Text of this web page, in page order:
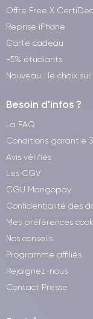
Offre Free X
Reprise iPhone
Carte cadeau
-5% étudiants
Nouveau : le choix
Besoin d'infos ?
La FAQ
Conditions garantie
Avis vérifiés
Les CGV
CGU Mangopay
Confidentialité des
Mes préférences
Nos conseils
Programme affiliés
Rejoignez-nous
Contact Presse